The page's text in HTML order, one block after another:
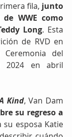
fila, junto
WWE como
Long. Esta
de RVD en
del
2024 en abril
Kind
su regreso a
su esposa Katie